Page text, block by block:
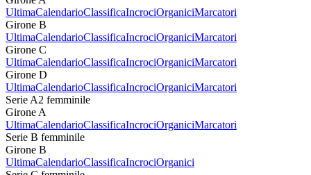
UltimaCalendarioClassificaIncrociOrganiciMarcatori
Girone B
UltimaCalendarioClassificaIncrociOrganiciMarcatori
Girone C
UltimaCalendarioClassificaIncrociOrganiciMarcatori
Girone D
UltimaCalendarioClassificaIncrociOrganiciMarcatori
Serie A2 femminile
Girone A
UltimaCalendarioClassificaIncrociOrganiciMarcatori
Serie B femminile
Girone B
UltimaCalendarioClassificaIncrociOrganici